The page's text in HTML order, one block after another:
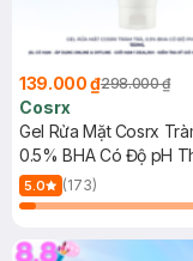
139.000 ₫298.000 ₫
Cosrx
Gel Rửa Mặt Cosrx
0.5% BHA Có Độ pH
150ml
5.0
(173)